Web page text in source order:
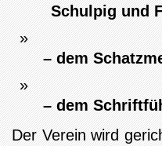
Schulpig und
– dem
– dem
Der Verein wird